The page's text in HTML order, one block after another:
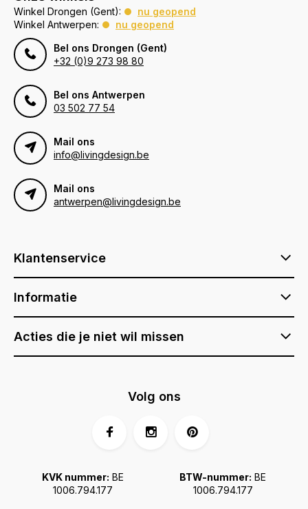
Winkel Drongen (Gent):
nu geopend
Winkel Antwerpen:
nu geopend
Bel ons Drongen (Gent)
+32 (0)9 273 98 80
Bel ons Antwerpen
03 502 77 54
Mail ons
info@livingdesign.be
Mail ons
antwerpen@livingdesign.be
Klantenservice
Informatie
Acties die je niet wil missen
KVK nummer: BE
1006.794.177
BTW-nummer: BE
1006.794.177
Volg ons